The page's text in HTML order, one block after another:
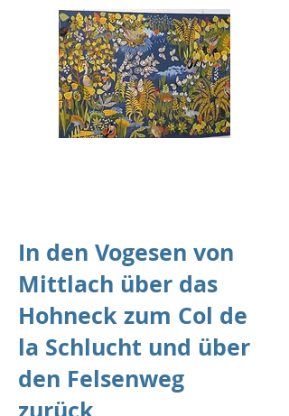
In den Vogesen von
Mittlach über das
Hohneck zum Col de
la Schlucht und über
den Felsenweg